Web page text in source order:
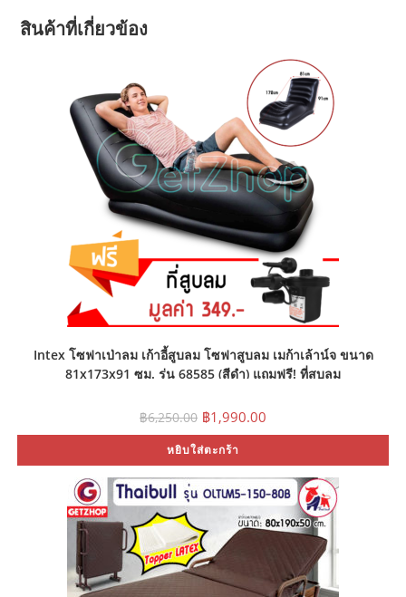
สินค้าที่เกี่ยวข้อง
Intex โซฟาเป่าลม เก้าอี้สูบลม โซฟาสูบลม เมก้าเล้าน์จ ขนาด
81x173x91 ซม. รุ่น 68585 (สีดำ) แถมฟรี! ที่สูบลม
฿6,250.00 Original
price
was:
฿6,250.00.
฿1,990.00
is:
หยิบใส่ตะกร้า